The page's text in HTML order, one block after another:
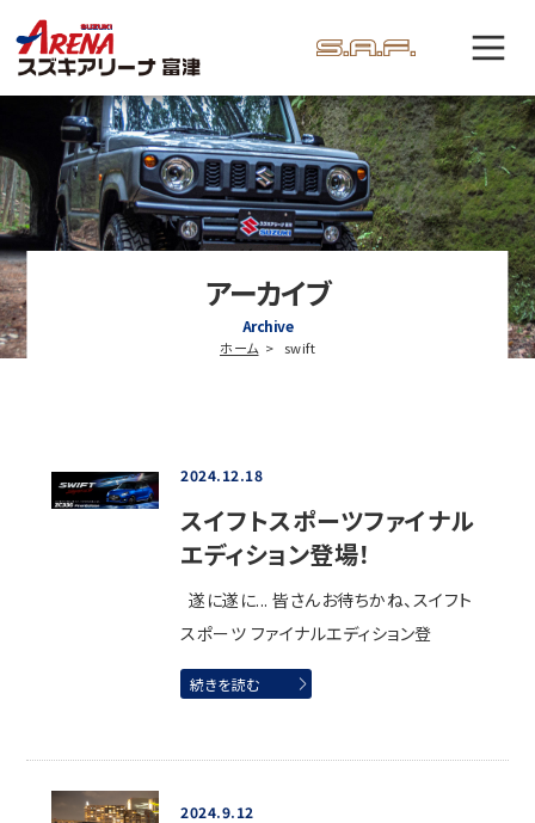
アーカイブ
Archive
ホーム swift
2024.12.18
スイフトスポーツファイナル
エディション登場！
遂に遂に... 皆さんお待ちかね、スイフト
スポーツ ファイナルエディション登
続きを読む
2024.9.12